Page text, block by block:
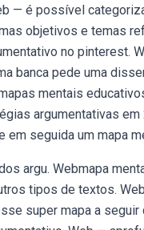
— é possível
objetivos e temas
no pinterest.
banca pede uma
mentais
argumentativas
seguida um mapa
argu. Webmapa
tipos de textos.
super mapa a